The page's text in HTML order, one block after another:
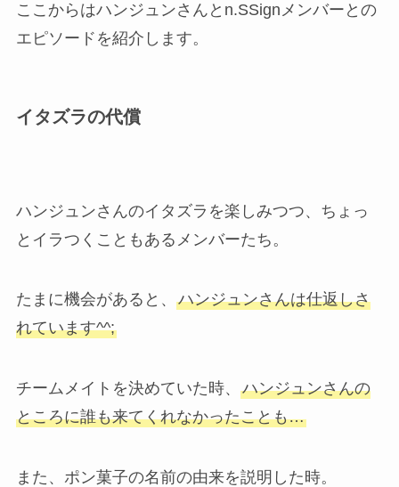
ここからはハンジュンさんとn.SSignメンバーとの
エピソードを紹介します。
イタズラの代償
ハンジュンさんのイタズラを楽しみつつ、ちょっ
とイラつくこともあるメンバーたち。
たまに機会があると、 ハンジュンさんは仕返しさ
れています^^;
チームメイトを決めていた時、 ハンジュンさんの
ところに誰も来てくれなかったことも…
また、ポン菓子の名前の由来を説明した時。